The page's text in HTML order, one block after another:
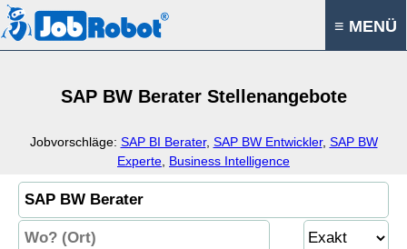
≡ MENÜ
SAP BW Berater Stellenangebote
Jobvorschläge: SAP BI Berater, SAP BW Entwickler, SAP BW
Experte Business Intelligence